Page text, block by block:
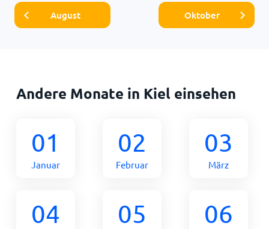
August Oktober
Andere Monate in Kiel einsehen
01
Januar
02
Februar
03
März
04 05 06